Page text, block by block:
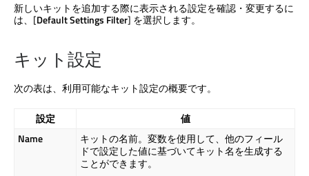
新しいキットを追加する際に表示される設定を確認・変更するに
は、[Default Settings Filter] を選択します。
キット設定
次の表は、利用可能なキット設定の概要です。
設定
値
Name
キットの名前。変数を使用して、他のフィール
ドで設定した値に基づいてキット名を生成する
ことができます。